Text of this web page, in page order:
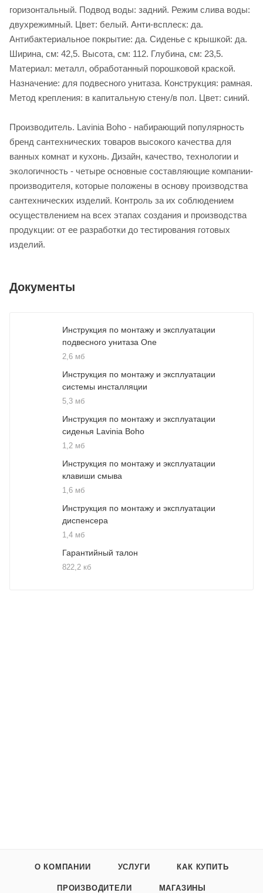
горизонтальный. Подвод воды: задний. Режим слива воды:
двухрежимный. Цвет: белый. Анти-всплеск: да.
Антибактериальное покрытие: да. Сиденье c крышкой: да.
Ширина, см: 42,5. Высота, см: 112. Глубина, см: 23,5.
Материал: металл, обработанный порошковой краской.
Назначение: для подвесного унитаза. Конструкция: рамная.
Метод крепления: в капитальную стену/в пол. Цвет: синий.
Производитель. Lavinia Boho - набирающий популярность
бренд сантехнических товаров высокого качества для
ванных комнат и кухонь. Дизайн, качество, технологии и
экологичность - четыре основные составляющие компании-
производителя, которые положены в основу производства
сантехнических изделий. Контроль за их соблюдением
осуществлением на всех этапах создания и производства
продукции: от ее разработки до тестирования готовых
изделий.
Документы
Инструкция по монтажу и эксплуатации
подвесного унитаза One
2,6 мб
Инструкция по монтажу и эксплуатации
системы инсталляции
5,3 мб
Инструкция по монтажу и эксплуатации
сиденья Lavinia Boho
1,2 мб
Инструкция по монтажу и эксплуатации
клавиши смыва
1,6 мб
Инструкция по монтажу и эксплуатации
диспенсера
1,4 мб
Гарантийный талон
822,2 кб
О КОМПАНИИ УСЛУГИ КАК КУПИТЬ
ПРОИЗВОДИТЕЛИ МАГАЗИНЫ